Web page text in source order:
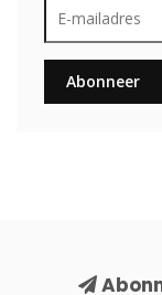
Abonneer